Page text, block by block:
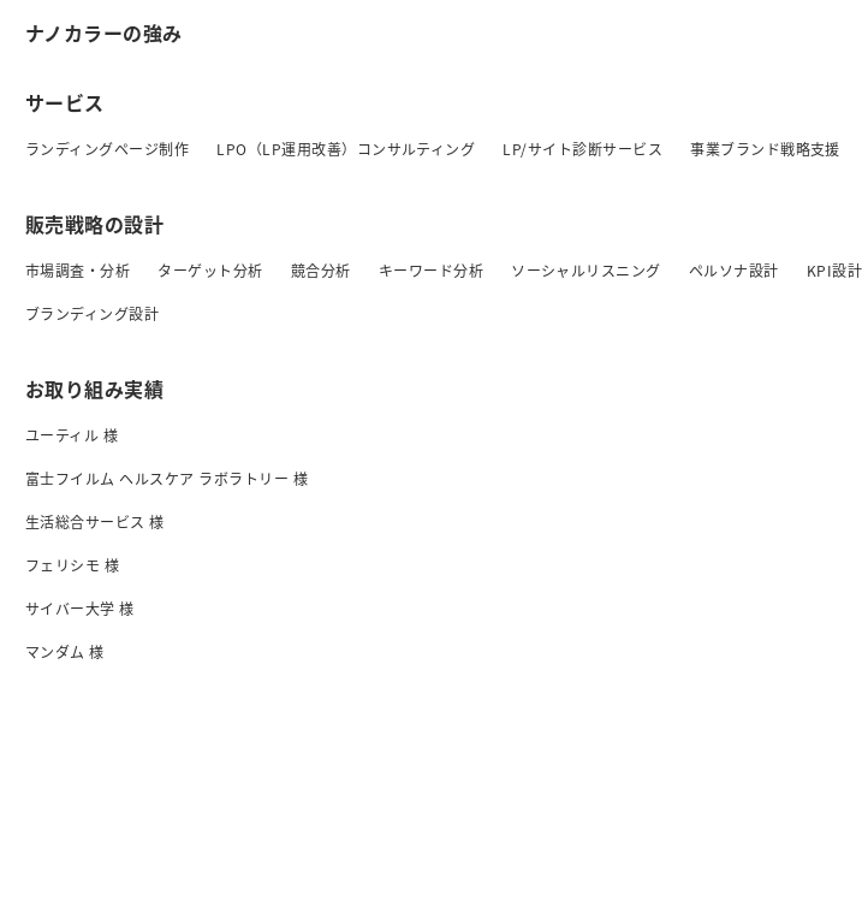
ナノカラーの強み
サービス
ランディングページ制作 LPO（LP運用改善）コンサルティング LP/サイト診断サービス 事業ブランド戦略支援
販売戦略の設計
市場調査・分析 ターゲット分析 競合分析 キーワード分析 ソーシャルリスニング ペルソナ設計 KPI設計
ブランディング設計
お取り組み実績
ユーティル 様
富士フイルム ヘルスケア ラボラトリー 様
生活総合サービス 様
フェリシモ 様
サイバー大学 様
マンダム 様